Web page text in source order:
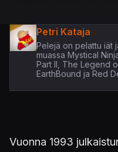
Petri Kataja
Pelejä on pelattu iät
muassa Mystical
Part II, The Legend
EarthBound ja Red
Vuonna 1993